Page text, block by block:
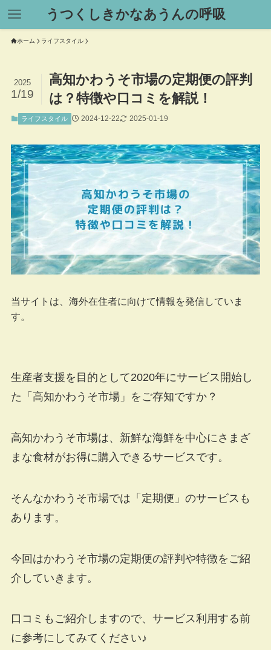
うつくしきかなあうんの呼吸
ホーム ライフスタイル
高知かわうそ市場の定期便の評判
は？特徴や口コミを解説！
2025
1/19
ライフスタイル 2024-12-22 2025-01-19
当サイトは、海外在住者に向けて情報を発信していま
す。
生産者支援を目的として2020年にサービス開始し
た「高知かわうそ市場」をご存知ですか？
高知かわうそ市場は、新鮮な海鮮を中心にさまざ
まな食材がお得に購入できるサービスです。
そんなかわうそ市場では「定期便」のサービスも
あります。
今回はかわうそ市場の定期便の評判や特徴をご紹
介していきます。
口コミもご紹介しますので、サービス利用する前
に参考にしてみてください♪